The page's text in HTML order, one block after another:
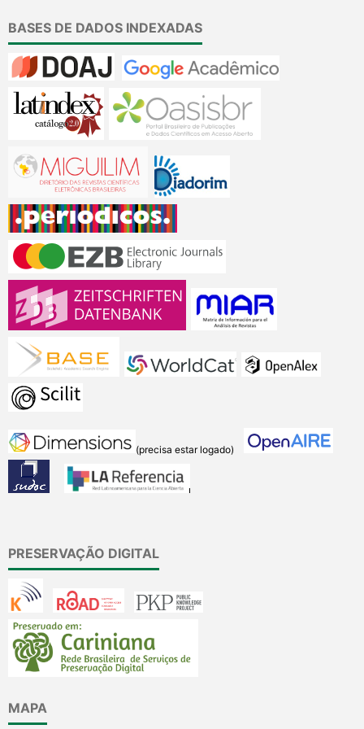
BASES DE DADOS INDEXADAS
(precisa estar logado)
PRESERVAÇÃO DIGITAL
MAPA